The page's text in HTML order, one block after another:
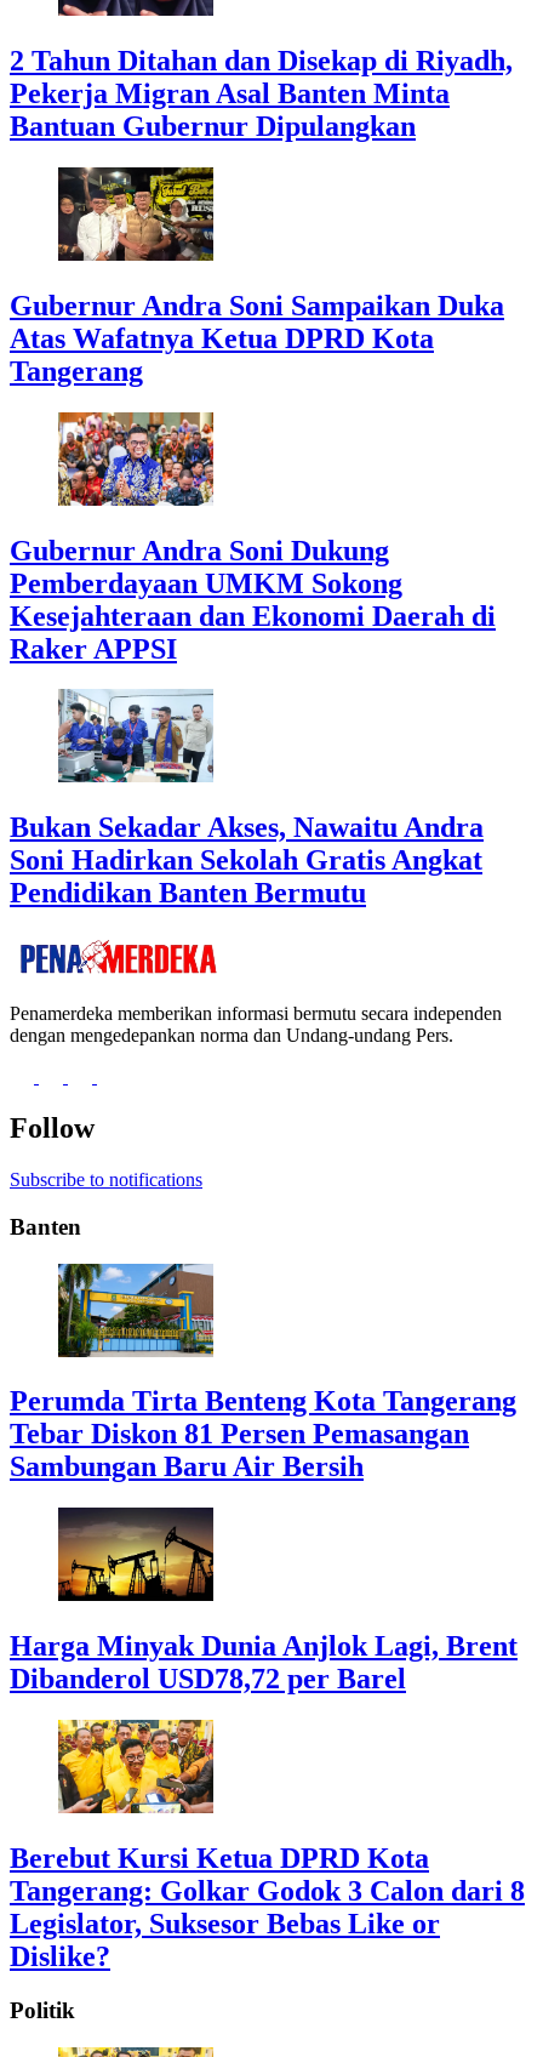
2 Tahun Ditahan dan Disekap di Riyadh,
Pekerja Migran Asal Banten Minta
Bantuan Gubernur Dipulangkan
Gubernur Andra Soni Sampaikan Duka
Atas Wafatnya Ketua DPRD Kota
Tangerang
Gubernur Andra Soni Dukung
Pemberdayaan UMKM Sokong
Kesejahteraan dan Ekonomi Daerah di
Raker APPSI
Bukan Sekadar Akses, Nawaitu Andra
Soni Hadirkan Sekolah Gratis Angkat
Pendidikan Banten Bermutu
Penamerdeka memberikan informasi bermutu secara independen
dengan mengedepankan norma dan Undang-undang Pers.
Follow
Subscribe to notifications
Banten
Perumda Tirta Benteng Kota Tangerang
Tebar Diskon 81 Persen Pemasangan
Sambungan Baru Air Bersih
Harga Minyak Dunia Anjlok Lagi, Brent
Dibanderol USD78,72 per Barel
Berebut Kursi Ketua DPRD Kota
Tangerang: Golkar Godok 3 Calon dari 8
Legislator, Suksesor Bebas Like or
Dislike?
Politik